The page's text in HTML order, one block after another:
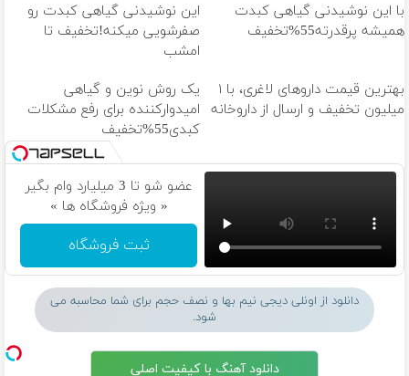
با این نوشیدنی گیاهی کبدت
همیشه پرقدرته55%تخفیف
این نوشیدنی گیاهی کبدت رو
صفرشویی میکنه!تخفیف تا
امشب
بهترین قیمت داروهای لاغری، با ۱
میلیون تخفیف و ارسال از داروخانه‌
یک روش نوین و گیاهی
امیدوارکننده برای رفع مشکلات
کبدی55%تخفیف
عضو شو تا 3 میلیارد وام بگیر
« ویژه فروشگاه ها »
ثبت فروشگاه
دانلود از اونلی دیجی نیم بها و نصف حجم برای شما محاسبه می
شود.
دانلود آهنگ با کیفیت اصلی